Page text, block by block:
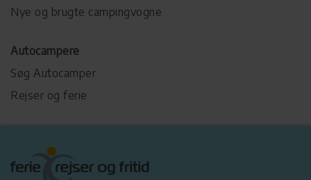
Nye og brugte campingvogne
Autocampere
Søg Autocamper
Rejser og ferie